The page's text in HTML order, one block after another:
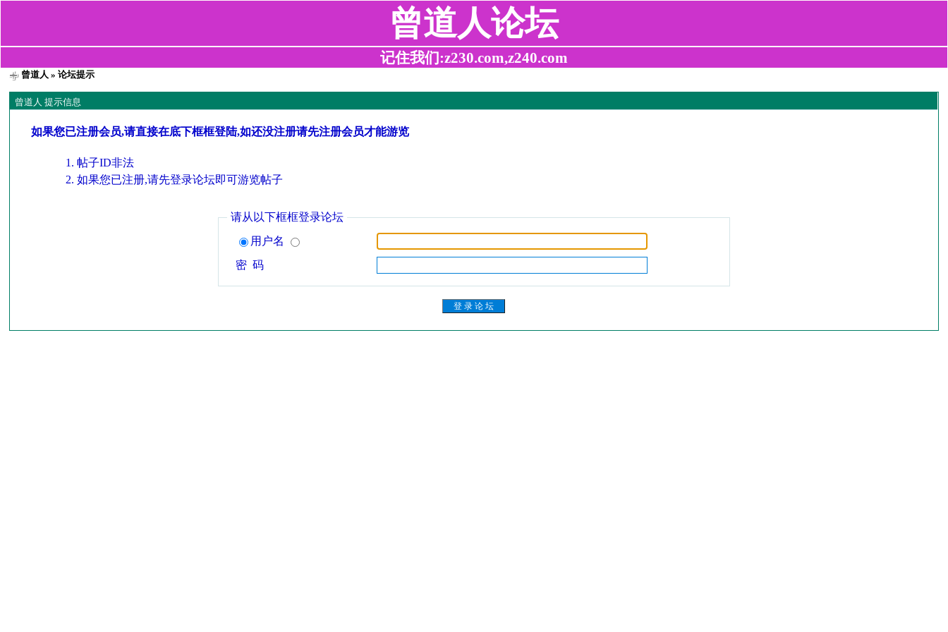
曾道人论坛
记住我们:z230.com,z240.com
曾道人 » 论坛提示
曾道人 提示信息
如果您已注册会员,请直接在底下框框登陆,如还没注册请先注册会员才能游览
帖子ID非法
如果您已注册,请先登录论坛即可游览帖子
请从以下框框登录论坛
用户名
密 码